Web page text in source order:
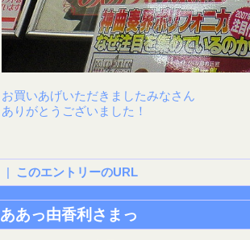
お買いあげいただきましたみなさん
ありがとうございました！
| このエントリーのURL
ああっ由香利さまっ